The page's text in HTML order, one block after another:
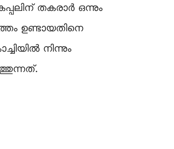
തകരാർ ഒന്നും
ഉണ്ടായതിനെ
നിന്നും